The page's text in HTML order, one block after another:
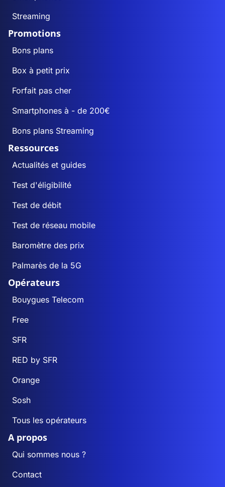
Streaming
Promotions
Bons plans
Box à petit prix
Forfait pas cher
Smartphones à - de 200€
Bons plans Streaming
Ressources
Actualités et guides
Test d'éligibilité
Test de débit
Test de réseau mobile
Baromètre des prix
Palmarès de la 5G
Opérateurs
Bouygues Telecom
Free
SFR
RED by SFR
Orange
Sosh
Tous les opérateurs
A propos
Qui sommes nous ?
Contact